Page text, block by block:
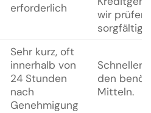
erforderlich
wir prüfen
sorgfältig.
Sehr kurz, oft
innerhalb von
24 Stunden
nach
Genehmigung
Schneller
den
Mitteln.